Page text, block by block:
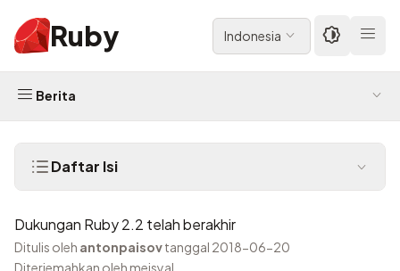
Ruby Indonesia
Berita
Daftar Isi
Dukungan Ruby 2.2 telah berakhir
Ditulis oleh antonpaisovtanggal 2018-06-20
Diterjemahkan oleh meisyal